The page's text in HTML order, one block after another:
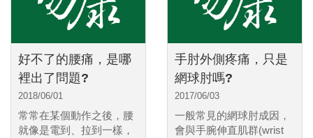
好不了的腰痛，是哪
裡出了問題?
2018/06/01
常常在某個動作之後，腰
就像是電到、拉到一樣，
手肘外側疼痛，只是
網球肘嗎?
2017/06/03
一般常見的網球肘成因，
會與手腕伸直肌群(wrist